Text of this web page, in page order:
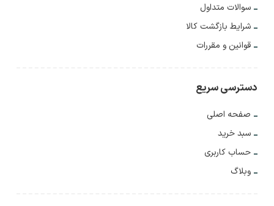
سوالات متداول
شرایط بازگشت کالا
قوانین و مقررات
دسترسی سریع
صفحه اصلی
سبد خرید
حساب کاربری
وبلاگ